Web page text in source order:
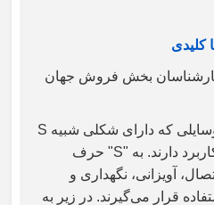
کلیدی
بخش فروش جهان
که دارای شکلی شبیه
حرف "S" دارند. به
آویزانی، نگهداری و
قرار می‌گیرند. در زیر به